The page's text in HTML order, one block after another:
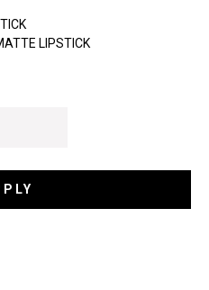
LIPSTICK